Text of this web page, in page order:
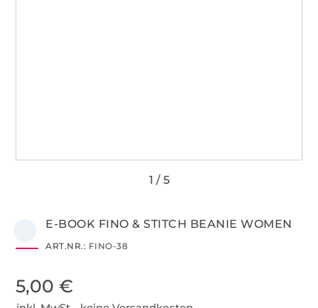
E-BOOK FINO & STITCH BEANIE WOMEN
ART.NR.: FINO-38
5,00 €